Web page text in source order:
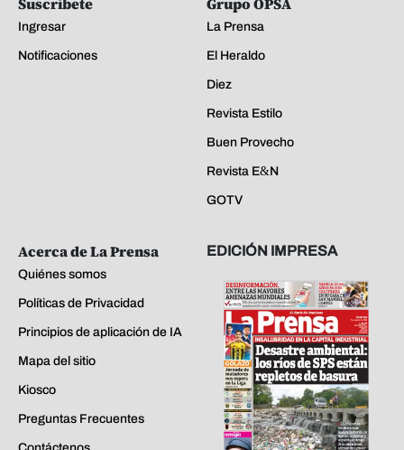
Ingresar
Notificaciones
La Prensa
El Heraldo
Diez
Revista Estilo
Buen Provecho
Revista E&N
GOTV
Acerca de La Prensa
Quiénes somos
Políticas de Privacidad
Principios de aplicación de IA
Mapa del sitio
Kiosco
Preguntas Frecuentes
EDICIÓN IMPRESA